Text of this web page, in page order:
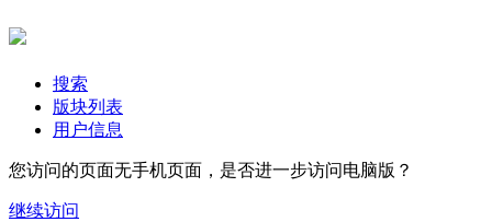
搜索
版块列表
用户信息
您访问的页面无手机页面，是否进一步访问电脑版？
继续访问